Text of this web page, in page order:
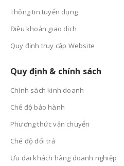
Thông tin tuyển dụng
Điều khoản giao dịch
Quy định truy cập Website
Quy định & chính sách
Chính sách kinh doanh
Chế độ bảo hành
Phương thức vận chuyển
Ché độ đổi trả
Ưu đãi khách hàng doanh nghiệp